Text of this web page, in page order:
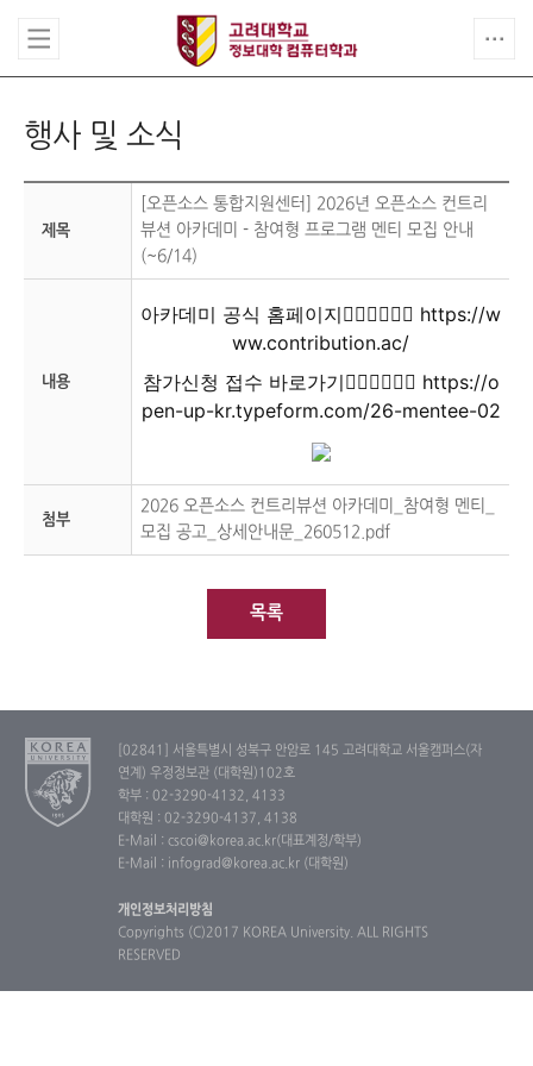
행사 및 소식
제목
[오픈소스 통합지원센터] 2026년 오픈소스 컨트리
뷰션 아카데미 - 참여형 프로그램 멘티 모집 안내
(~6/14)
내용
아카데미 공식 홈페이지👉🏻👉🏻👉🏻 https://w
ww.contribution.ac/
참가신청 접수 바로가기👉🏻👉🏻👉🏻 https://o
pen-up-kr.typeform.com/26-mentee-02
첨부
2026 오픈소스 컨트리뷰션 아카데미_참여형 멘티_
모집 공고_상세안내문_260512.pdf
목록
[02841] 서울특별시 성북구 안암로 145 고려대학교 서울캠퍼스(자
연계) 우정정보관 (대학원)102호
학부 : 02-3290-4132, 4133
대학원 : 02-3290-4137, 4138
E-Mail : cscoi@korea.ac.kr(대표계정/학부)
E-Mail : infograd@korea.ac.kr (대학원)
개인정보처리방침
Copyrights (C)2017 KOREA University. ALL RIGHTS
RESERVED